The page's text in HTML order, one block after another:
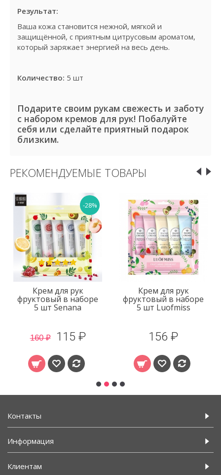
Результат:
Ваша кожа становится нежной, мягкой и
защищённой, с приятным цитрусовым ароматом,
который заряжает энергией на весь день.
Количество: 5 шт
Подарите своим рукам свежесть и заботу
с набором кремов для рук! Побалуйте
себя или сделайте приятный подарок
близким.
РЕКОМЕНДУЕМЫЕ ТОВАРЫ
-28%
Крем для рук
фруктовый в наборе
5 шт Senana
160 ₽ 115 ₽
Крем для рук
фруктовый в наборе
5 шт Luofmiss
156 ₽
Контакты
Информация
Клиентам